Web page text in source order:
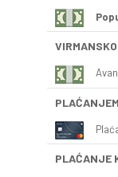
PLAĆANJE